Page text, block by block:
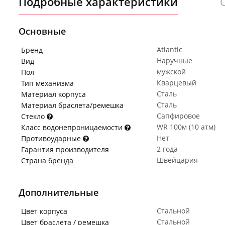
Основные
Бренд
Atlantic
Вид
Наручные
Пол
мужской
Тип механизма
Кварцевый
Материал корпуса
Сталь
Материал браслета/ремешка
Сталь
Стекло
Сапфировое
Класс водонепроницаемости
WR 100м (10 атм)
Противоударные
Нет
Гарантия производителя
2 года
Страна бренда
Швейцария
Дополнительные
Цвет корпуса
Стальной
Цвет браслета / ремешка
Стальной